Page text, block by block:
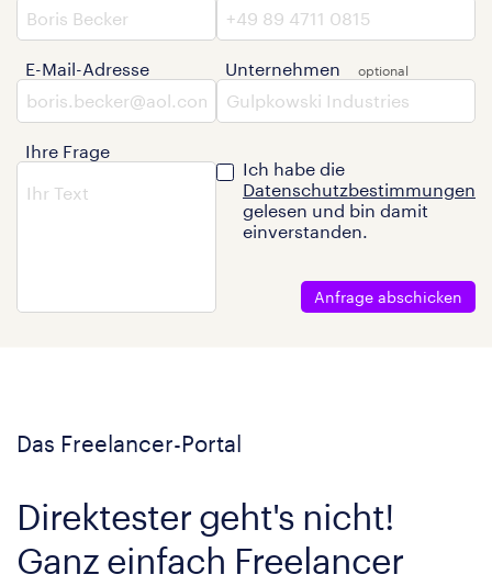
E-Mail-Adresse
Ihre Frage
Unternehmen
Ich habe die
Datenschutzbestimmungen
gelesen und bin damit
einverstanden.
Anfrage abschicken
Das Freelancer-Portal
Direktester geht's nicht!
Ganz einfach Freelancer